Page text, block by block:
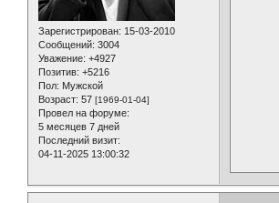
Зарегистрирован: 15-03-2010
Сообщений: 3004
Уважение: +4927
Позитив: +5216
Пол: Мужской
Возраст: 57 [1969-01-04]
Провел на форуме:
5 месяцев 7 дней
Последний визит:
04-11-2025 13:00:32